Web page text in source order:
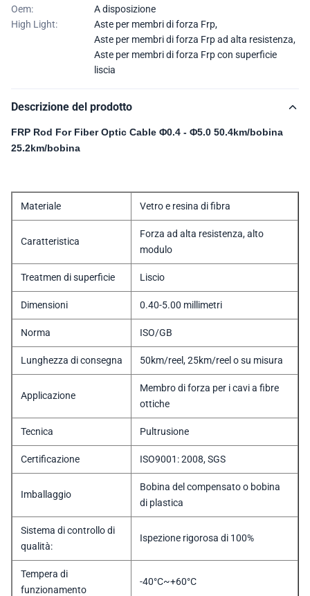
Oem:
A disposizione
High Light:
Aste per membri di forza Frp,
Aste per membri di forza Frp ad alta resistenza,
Aste per membri di forza Frp con superficie
liscia
Descrizione del prodotto
FRP Rod For Fiber Optic Cable Φ0.4 - Φ5.0 50.4km/bobina
25.2km/bobina
Materiale Vetro e resina di fibra
Caratteristica
Forza ad alta resistenza, alto
modulo
Treatmen di superficie Liscio
Dimensioni 0.40-5.00 millimetri
Norma ISO/GB
Lunghezza di consegna 50km/reel, 25km/reel o su misura
Applicazione
Membro di forza per i cavi a fibre
ottiche
Tecnica Pultrusione
Certificazione ISO9001: 2008, SGS
Imballaggio
Bobina del compensato o bobina
di plastica
Sistema di controllo di
qualità:
Ispezione rigorosa di 100%
Tempera di
funzionamento
-40°C~+60°C